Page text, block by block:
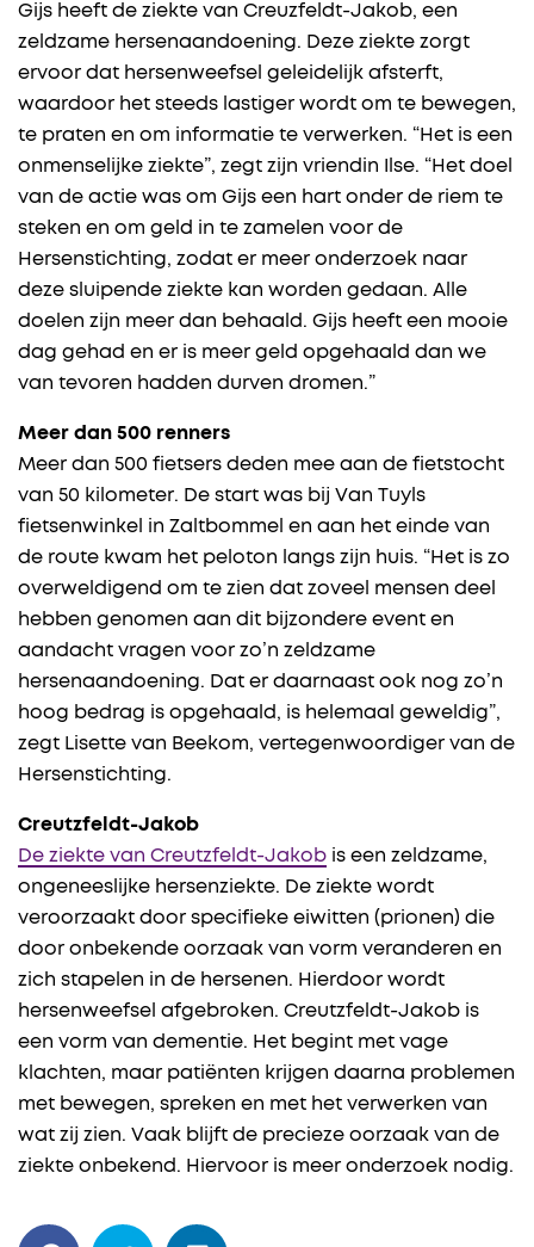
Gijs heeft de ziekte van Creuzfeldt-Jakob, een
zeldzame hersenaandoening. Deze ziekte zorgt
ervoor dat hersenweefsel geleidelijk afsterft,
waardoor het steeds lastiger wordt om te bewegen,
te praten en om informatie te verwerken. “Het is een
onmenselijke ziekte”, zegt zijn vriendin Ilse. “Het doel
van de actie was om Gijs een hart onder de riem te
steken en om geld in te zamelen voor de
Hersenstichting, zodat er meer onderzoek naar
deze sluipende ziekte kan worden gedaan. Alle
doelen zijn meer dan behaald. Gijs heeft een mooie
dag gehad en er is meer geld opgehaald dan we
van tevoren hadden durven dromen.”
Meer dan 500 renners
Meer dan 500 fietsers deden mee aan de fietstocht
van 50 kilometer. De start was bij Van Tuyls
fietsenwinkel in Zaltbommel en aan het einde van
de route kwam het peloton langs zijn huis. “Het is zo
overweldigend om te zien dat zoveel mensen deel
hebben genomen aan dit bijzondere event en
aandacht vragen voor zo’n zeldzame
hersenaandoening. Dat er daarnaast ook nog zo’n
hoog bedrag is opgehaald, is helemaal geweldig”,
zegt Lisette van Beekom, vertegenwoordiger van de
Hersenstichting.
Creutzfeldt-Jakob
De ziekte van Creutzfeldt-Jakob is een zeldzame,
ongeneeslijke hersenziekte. De ziekte wordt
veroorzaakt door specifieke eiwitten (prionen) die
door onbekende oorzaak van vorm veranderen en
zich stapelen in de hersenen. Hierdoor wordt
hersenweefsel afgebroken. Creutzfeldt-Jakob is
een vorm van dementie. Het begint met vage
klachten, maar patiënten krijgen daarna problemen
met bewegen, spreken en met het verwerken van
wat zij zien. Vaak blijft de precieze oorzaak van de
ziekte onbekend. Hiervoor is meer onderzoek nodig.